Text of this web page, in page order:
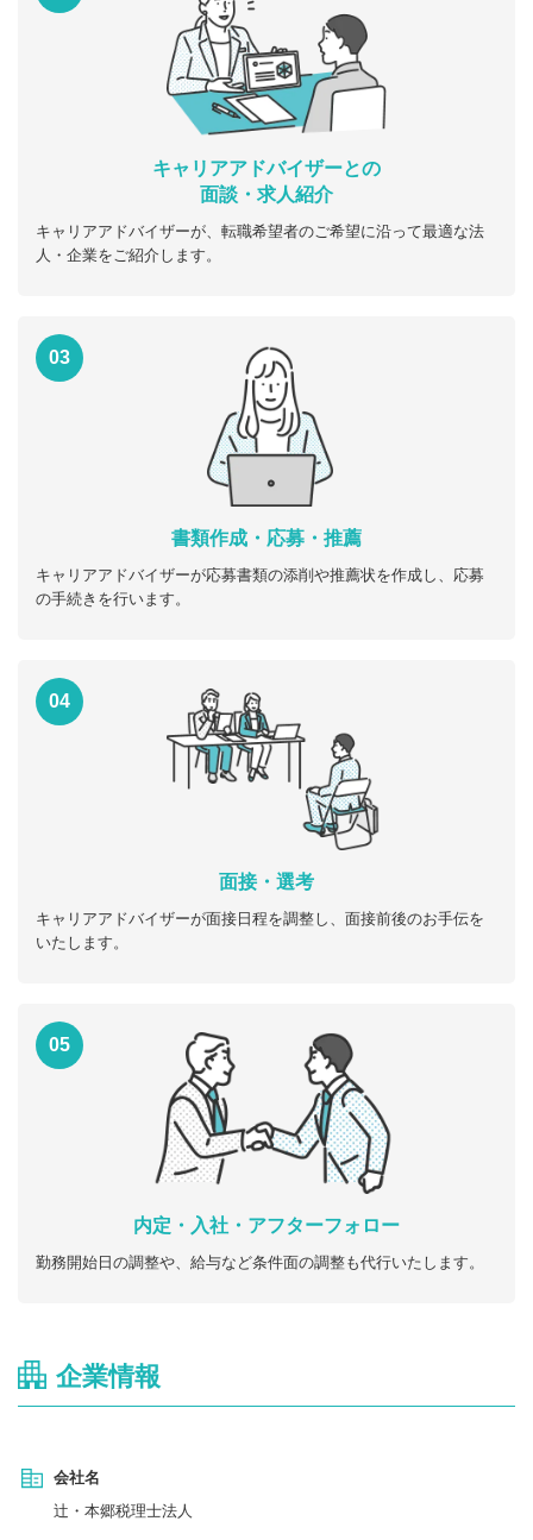
キャリアアドバイザーとの
面談・求人紹介
キャリアアドバイザーが、転職希望者のご希望に沿って最適な法
人・企業をご紹介します。
03
書類作成・応募・推薦
キャリアアドバイザーが応募書類の添削や推薦状を作成し、応募
の手続きを行います。
04
面接・選考
キャリアアドバイザーが面接日程を調整し、面接前後のお手伝を
いたします。
05
内定・入社・アフターフォロー
勤務開始日の調整や、給与など条件面の調整も代行いたします。
企業情報
会社名
辻・本郷税理士法人